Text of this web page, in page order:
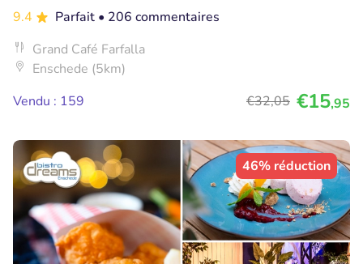
9.4
Parfait • 206 commentaires
Grand Café Farfalla
Enschede (5km)
Vendu : 159
€32,05 €15,95
46% réduction